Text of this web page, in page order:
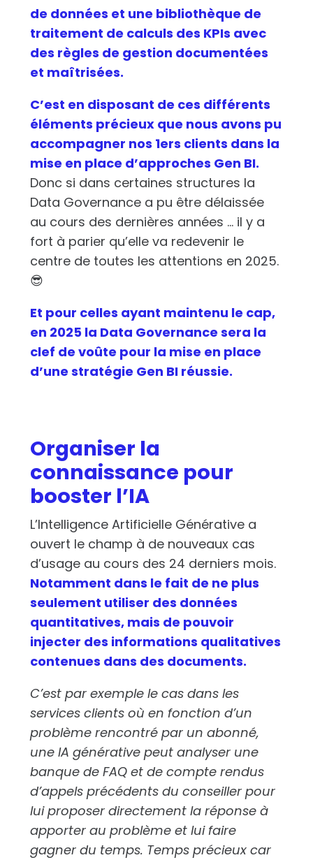
de données et une bibliothèque de
traitement de calculs des KPIs avec
des règles de gestion documentées
et maîtrisées.
C’est en disposant de ces différents
éléments précieux que nous avons pu
accompagner nos 1ers clients dans la
mise en place d’approches Gen BI.
Donc si dans certaines structures la
Data Governance a pu être délaissée
au cours des dernières années … il y a
fort à parier qu’elle va redevenir le
centre de toutes les attentions en 2025.
😎
Et pour celles ayant maintenu le cap,
en 2025 la Data Governance sera la
clef de voûte pour la mise en place
d’une stratégie Gen BI réussie.
Organiser la
connaissance pour
booster l’IA
L’Intelligence Artificielle Générative a
ouvert le champ à de nouveaux cas
d’usage au cours des 24 derniers mois.
Notamment dans le fait de ne plus
seulement utiliser des données
quantitatives, mais de pouvoir
injecter des informations qualitatives
contenues dans des documents.
C’est par exemple le cas dans les
services clients où en fonction d’un
problème rencontré par un abonné,
une IA générative peut analyser une
banque de FAQ et de compte rendus
d’appels précédents du conseiller pour
lui proposer directement la réponse à
apporter au problème et lui faire
gagner du temps. Temps précieux car